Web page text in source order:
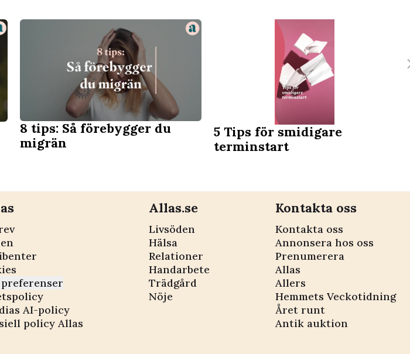
8 tips: Så förebygger du
migrän
5 Tips för smidigare
terminstart
AI-policy
policy Allas
Allas.se
Livsöden
Hälsa
Relationer
Handarbete
Trädgård
Nöje
Kontakta oss
Kontakta oss
Annonsera hos oss
Prenumerera
Allas
Allers
Hemmets Veckotidning
Året runt
Antik auktion